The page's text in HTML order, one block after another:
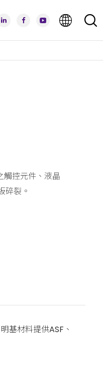
觸控元件、液晶
碎裂。
基材料提供ASF、